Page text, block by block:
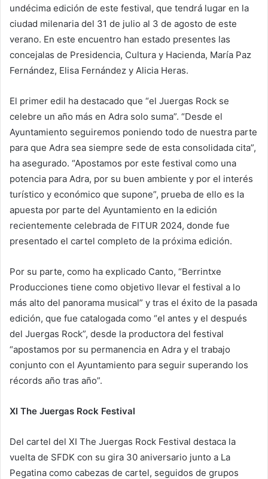
undécima edición de este festival, que tendrá lugar en la
ciudad milenaria del 31 de julio al 3 de agosto de este
verano. En este encuentro han estado presentes las
concejalas de Presidencia, Cultura y Hacienda, María Paz
Fernández, Elisa Fernández y Alicia Heras.
El primer edil ha destacado que “el Juergas Rock se
celebre un año más en Adra solo suma”. “Desde el
Ayuntamiento seguiremos poniendo todo de nuestra parte
para que Adra sea siempre sede de esta consolidada cita”,
ha asegurado. “Apostamos por este festival como una
potencia para Adra, por su buen ambiente y por el interés
turístico y económico que supone”, prueba de ello es la
apuesta por parte del Ayuntamiento en la edición
recientemente celebrada de FITUR 2024, donde fue
presentado el cartel completo de la próxima edición.
Por su parte, como ha explicado Canto, “Berrintxe
Producciones tiene como objetivo llevar el festival a lo
más alto del panorama musical” y tras el éxito de la pasada
edición, que fue catalogada como “el antes y el después
del Juergas Rock”, desde la productora del festival
“apostamos por su permanencia en Adra y el trabajo
conjunto con el Ayuntamiento para seguir superando los
récords año tras año”.
XI The Juergas Rock Festival
Del cartel del XI The Juergas Rock Festival destaca la
vuelta de SFDK con su gira 30 aniversario junto a La
Pegatina como cabezas de cartel, seguidos de grupos